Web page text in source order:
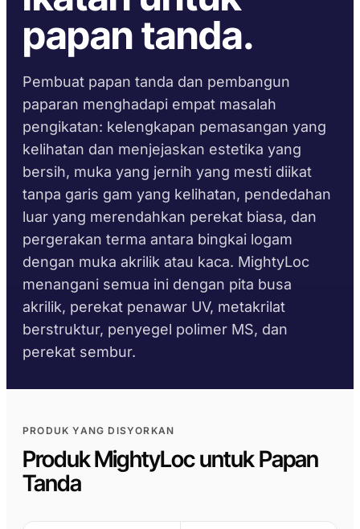
PENGAWETAN
Krystal 1000
Krystal 2000
Krystal 3000 Pelekat UV
Krystal 4000 Pelekat UV
SEMAK LANJUT →
PENGUNCIAN
Taftflex 6292
TaftGrip Polimer MS
Taftlock 22
Pelekat Anaerobik
SEMAK LANJUT→
PITA BUSA AKRILIK
AFT 1080GF
Pita Busa Akrilik
AFT 1120GF
AFT 2064WF
Pita Busa Akrilik
DIY
Papan Tanda
Kerja Kayu
Pasaran Selepas
Automotif
Pengangkutan
MENGIKUT SUBSTRAT
BROWSE BY MATERIAL
Pemasangan berulir
logam
Kaca dan seramik
Plastik (bukan PP/PE)
Komposit dan gentian
Perpustakaan TDS
Mengikut keluarga
Helaian data keselamatan
Pemilih substrat
Panduan masa
Panduan suhu
perkhidmatan
Perisytiharan RoHS
TDS mengikut produk
papan tanda.
Pembuat papan tanda dan pembangun
paparan menghadapi empat masalah
pengikatan: kelengkapan pemasangan yang
kelihatan dan menjejaskan estetika yang
bersih, muka yang jernih yang mesti diikat
tanpa garis gam yang kelihatan, pendedahan
luar yang merendahkan perekat biasa, dan
pergerakan terma antara bingkai logam
dengan muka akrilik atau kaca. MightyLoc
menangani semua ini dengan pita busa
akrilik, perekat penawar UV, metakrilat
berstruktur, penyegel polimer MS, dan
perekat sembur.
PRODUK YANG DISYORKAN
Produk MightyLoc untuk Papan
Tanda